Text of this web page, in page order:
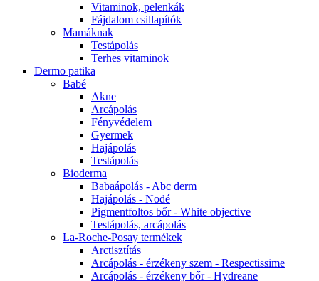
Vitaminok, pelenkák
Fájdalom csillapítók
Mamáknak
Testápolás
Terhes vitaminok
Dermo patika
Babé
Akne
Arcápolás
Fényvédelem
Gyermek
Hajápolás
Testápolás
Bioderma
Babaápolás - Abc derm
Hajápolás - Nodé
Pigmentfoltos bőr - White objective
Testápolás, arcápolás
La-Roche-Posay termékek
Arctisztítás
Arcápolás - érzékeny szem - Respectissime
Arcápolás - érzékeny bőr - Hydreane